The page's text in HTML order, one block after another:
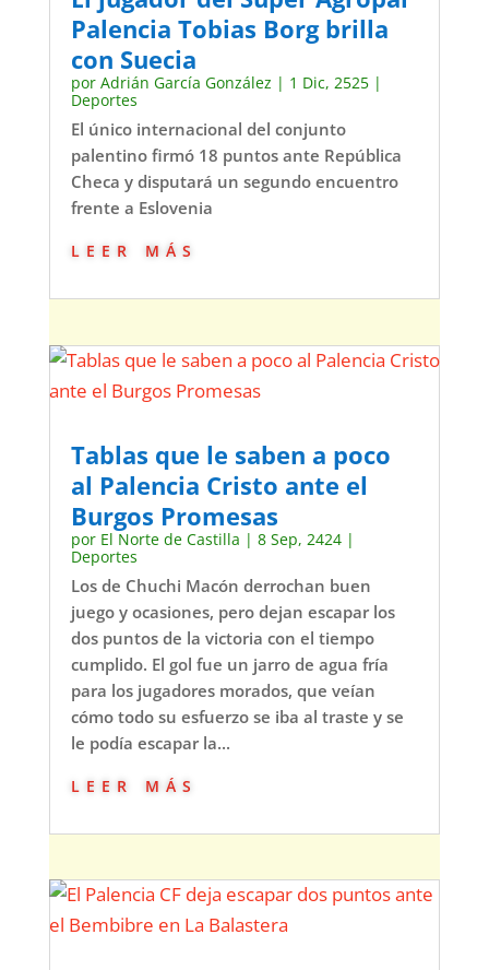
Palencia Tobias Borg brilla
con Suecia
por Adrián García González | 1 Dic, 2525|
Deportes
El único internacional del conjunto
palentino firmó 18 puntos ante República
Checa y disputará un segundo encuentro
frente a Eslovenia
leer más
Tablas que le saben a poco
al Palencia Cristo ante el
Burgos Promesas
por El Norte de Castilla | 8 Sep, 2424|
Deportes
Los de Chuchi Macón derrochan buen
juego y ocasiones, pero dejan escapar los
dos puntos de la victoria con el tiempo
cumplido. El gol fue un jarro de agua fría
para los jugadores morados, que veían
cómo todo su esfuerzo se iba al traste y se
le podía escapar la...
leer más